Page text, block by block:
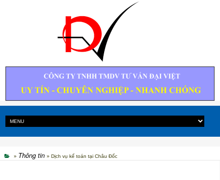
» Thông tin » Dịch vụ kế toán tại Châu Đốc